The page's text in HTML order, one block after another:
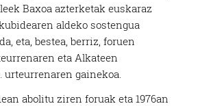
Baxoa azterketak euskaraz
aldeko sostengua
eta, bestea, berriz, foruen
eta Alkateen
gainekoa.
abolitu ziren foruak eta 1976an